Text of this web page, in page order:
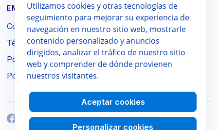
EMPRESA / LEGAL
Contacto
Términos
Política de privacidad
Política de reembolso
Utilizamos cookies y otras tecnologías de
seguimiento para mejorar su experiencia de
navegación en nuestro sitio web, mostrarle
contenido personalizado y anuncios
dirigidos, analizar el tráfico de nuestro sitio
web y comprender de dónde provienen
nuestros visitantes.
Aceptar cookies
Personalizar cookies